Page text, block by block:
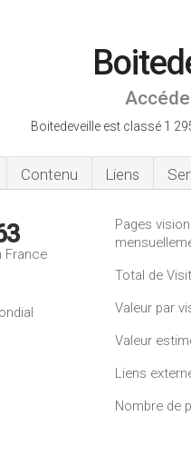
Boitedeveille est classé 1
Contenu Liens
France
Pages
Total de
Valeur par
Valeur
Liens
Nombre de